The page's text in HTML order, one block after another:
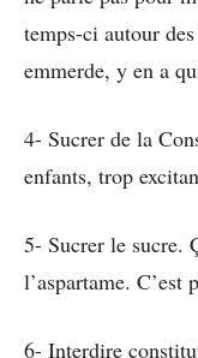
temps-ci autour
emmerde, y en a
4- Sucrer de la
enfants, trop
5- Sucrer le sucre.
l’aspartame.
6- Interdire